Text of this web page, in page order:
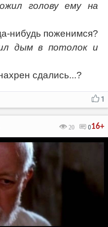
голову ему на
нибудь поженимся?
дым в потолок и
сдались...?
1
16+
20 0